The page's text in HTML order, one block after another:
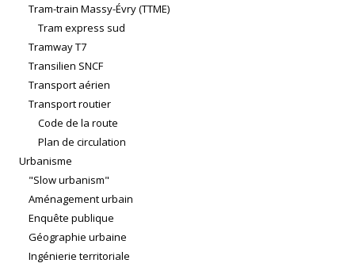
Tram-train Massy-Évry (TTME)
Tram express sud
Tramway T7
Transilien SNCF
Transport aérien
Transport routier
Code de la route
Plan de circulation
Urbanisme
"Slow urbanism"
Aménagement urbain
Enquête publique
Géographie urbaine
Ingénierie territoriale